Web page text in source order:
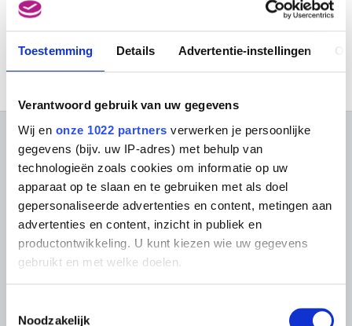
Toestemming Details Advertentie-instellingen
Verantwoord gebruik van uw gegevens
Wij en onze 1022 partners verwerken je persoonlijke
gegevens (bijv. uw IP-adres) met behulp van
technologieën zoals cookies om informatie op uw
apparaat op te slaan en te gebruiken met als doel
gepersonaliseerde advertenties en content, metingen aan
advertenties en content, inzicht in publiek en
productontwikkeling. U kunt kiezen wie uw gegevens
gebruikt en met welke doelen.
Informatie verzamelen over uw geografische
Noodzakelijk
OVER DE MUSEA
Veelgestelde vragen
Praktisch
Tickets
In de Musea
Museum Shop
Onderzoek
Bibliotheek
Publicaties
Fotodienst
Archief